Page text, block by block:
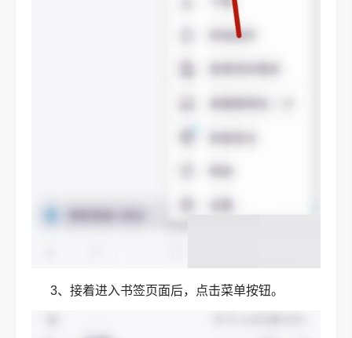
3、接着进入书签页面后，点击菜单按钮。